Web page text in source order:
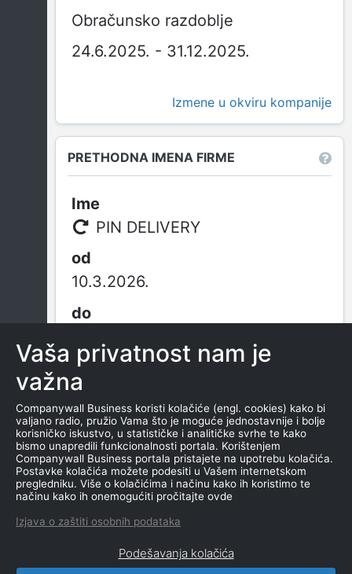
Obračunsko razdoblje
24.6.2025. - 31.12.2025.
Izmene u okviru kompanije
PRETHODNA IMENA FIRME
PIN DELIVERY
10.3.2026.
od osnivanja
10.3.2026.
Vaša privatnost nam je
važna
Companywall Business koristi kolačiće (engl. cookies) kako bi
valjano radio, pružio Vama što je moguće jednostavnije i bolje
korisničko iskustvo, u statističke i analitičke svrhe te kako
bismo unapredili funkcionalnosti portala. Korištenjem
Companywall Business portala pristajete na upotrebu kolačića.
Postavke kolačića možete podesiti u Vašem internetskom
pregledniku. Više o kolačićima i načinu kako ih koristimo te
načinu kako ih onemogućiti pročitajte ovde
Izjava o zaštiti osobnih podataka
Podešavanja kolačića